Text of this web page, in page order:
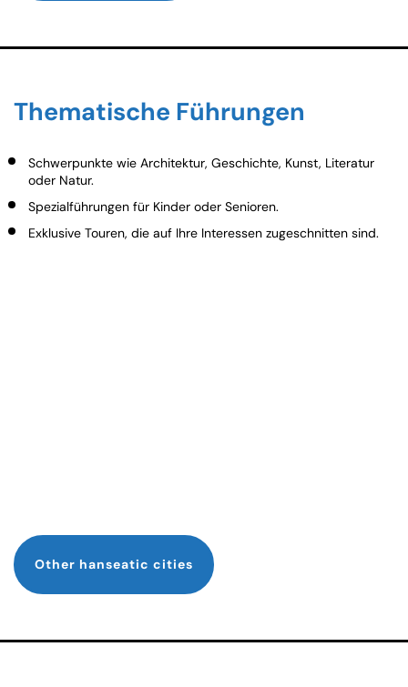
Thematische Führungen
Schwerpunkte wie Architektur, Geschichte, Kunst, Literatur
oder Natur.
Spezialführungen für Kinder oder Senioren.
Exklusive Touren, die auf Ihre Interessen zugeschnitten sind.
Other hanseatic cities